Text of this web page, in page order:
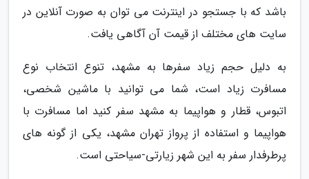
باشد که با جستجو در اینترنت می توان به صورت آنلاین در
سایت های مختلف از قیمت آن آگاهی یافت.
به دلیل حجم زیاد سفرها به مشهد، تنوع انتخاب نوع
مسافرت زیاد است، شما می توانید با ماشین شخصی،
اتبوس، قطار و هواپیما به مشهد سفر کنید اما مسافرت با
هواپیما و استفاده از پرواز تهران مشهد، یکی از گونه های
پرطرفدار سفر به این شهر زیارتی-سیاحتی است.